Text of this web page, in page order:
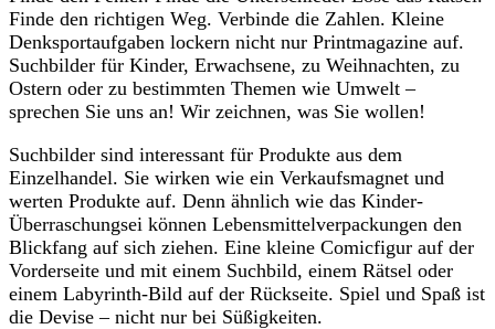
Finde den richtigen Weg. Verbinde die Zahlen. Kleine
Denksportaufgaben lockern nicht nur Printmagazine auf.
Suchbilder für Kinder, Erwachsene, zu Weihnachten, zu
Ostern oder zu bestimmten Themen wie Umwelt –
sprechen Sie uns an! Wir zeichnen, was Sie wollen!
Suchbilder sind interessant für Produkte aus dem
Einzelhandel. Sie wirken wie ein Verkaufsmagnet und
werten Produkte auf. Denn ähnlich wie das Kinder-
Überraschungsei können Lebensmittelverpackungen den
Blickfang auf sich ziehen. Eine kleine Comicfigur auf der
Vorderseite und mit einem Suchbild, einem Rätsel oder
einem Labyrinth-Bild auf der Rückseite. Spiel und Spaß ist
die Devise – nicht nur bei Süßigkeiten.